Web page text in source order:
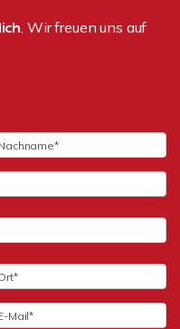
. Wir freuen uns auf